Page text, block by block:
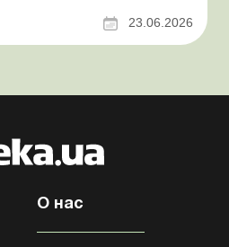
Проблемные расходы:
практика Казалось бы, в
быть не может. Но, как
23.06.2026
О нас